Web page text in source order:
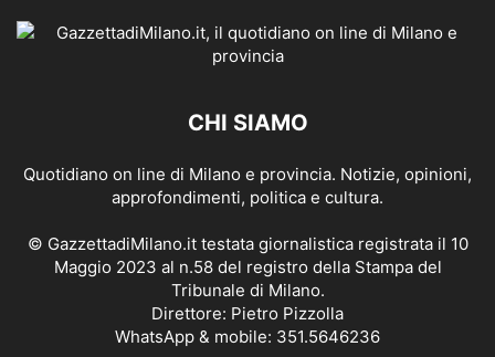
CHI SIAMO
Quotidiano on line di Milano e provincia. Notizie, opinioni,
approfondimenti, politica e cultura.
© GazzettadiMilano.it testata giornalistica registrata il 10
Maggio 2023 al n.58 del registro della Stampa del
Tribunale di Milano.
Direttore: Pietro Pizzolla
WhatsApp & mobile: 351.5646236